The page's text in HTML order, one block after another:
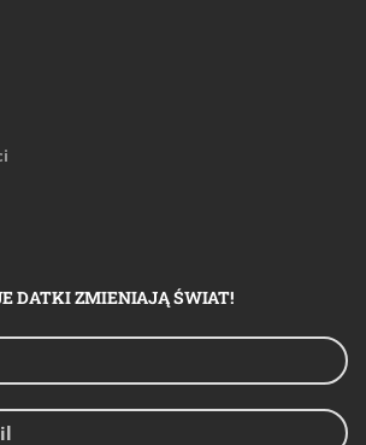
DATKI ZMIENIAJĄ ŚWIAT!